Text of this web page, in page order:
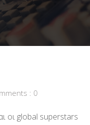
: 0
οι global superstars